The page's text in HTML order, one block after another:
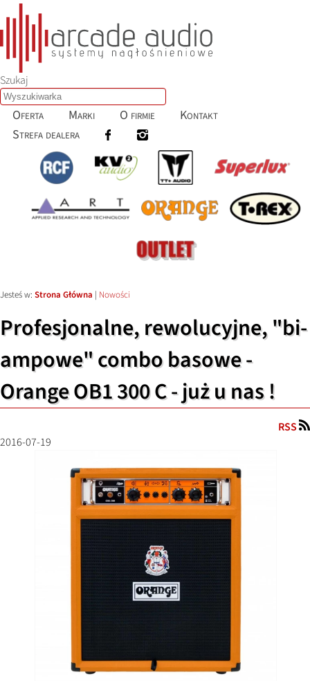
Szukaj
Oferta Marki O firmie
Kontakt
Strefa dealera
Jesteś w: Strona Główna | Nowości
Profesjonalne, rewolucyjne, "bi-
ampowe" combo basowe -
Orange OB1 300 C - już u nas !
RSS
2016-07-19